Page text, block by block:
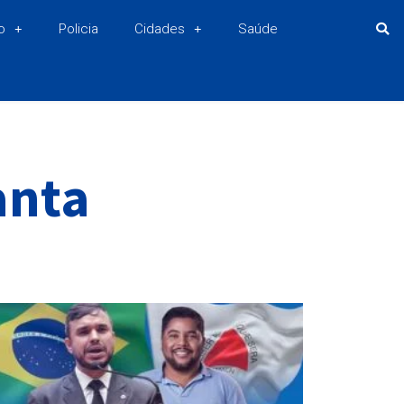
Policia Cidades Saúde